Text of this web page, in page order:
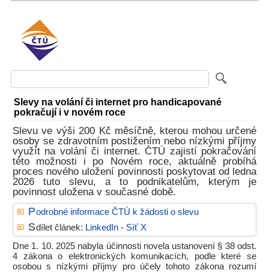
Slevy na volání či internet pro handicapované
pokračují i v novém roce
Slevu ve výši 200 Kč měsíčně, kterou mohou určené
osoby se zdravotním postižením nebo nízkými příjmy
využít na volání či internet. ČTÚ zajistí pokračování
této možnosti i po Novém roce, aktuálně probíhá
proces nového uložení povinnosti poskytovat od ledna
2026 tuto slevu, a to podnikatelům, kterým je
povinnost uložena v současné době.
Podrobné informace ČTÚ k žádosti o slevu
Sdílet článek: LinkedIn- Síť X
Dne 1. 10. 2025 nabyla účinnosti novela ustanovení § 38 odst.
4 zákona o elektronických komunikacích, podle které se
osobou s nízkými příjmy pro účely tohoto zákona rozumí